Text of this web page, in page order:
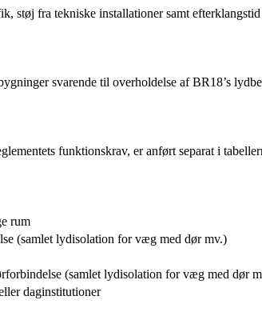
støj fra tekniske installationer samt
svarende til overholdelse af BR18’s
funktionskrav, er anført separat i
rum
(samlet lydisolation for væg med dør mv.)
(samlet lydisolation for væg med dør
daginstitutioner